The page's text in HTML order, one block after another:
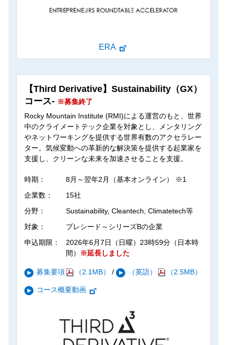
ERA
【Third Derivative】Sustainability（GX）
コース- ※募集終了
Rocky Mountain Institute (RMI)による運営のもと、世界
中のクライメートテック企業を対象とし、メンタリング
やネットワーキングを提供する世界有数のアクセラレー
ター。気候変動への革新的な解決策を提供する起業家を
支援し、クリーンな未来を加速させることを支援。
時期：
8月～翌年2月（基本オンライン） ※1
企業数：
15社
分野：
Sustainability, Cleantech, Climatetech等
対象：
プレシード～シリーズBの企業
申込期限：
2026年6月7日（日曜）23時59分（日本時
間）
※延長しました
募集要項 （2.1MB） / （英語） （2.5MB）
コース概要動画